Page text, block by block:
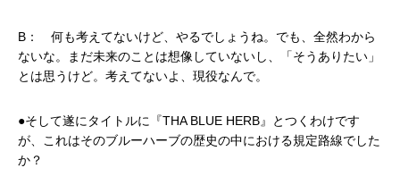
B： 何も考えてないけど、やるでしょうね。でも、全然わから
ないな。まだ未来のことは想像していないし、「そうありたい」
とは思うけど。考えてないよ、現役なんで。
●そして遂にタイトルに『THA BLUE HERB』とつくわけです
が、これはそのブルーハーブの歴史の中における規定路線でした
か？